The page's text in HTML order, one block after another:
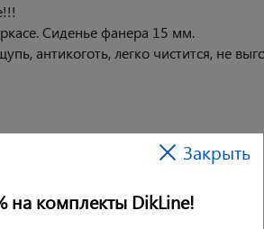
Сиденье фанера 15 мм.
антикоготь, легко чистится, не
Закрыть
на комплекты DikLine!